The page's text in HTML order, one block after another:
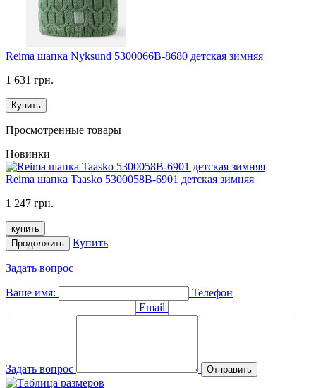
Reima шапка Nyksund 5300066B-8680 детская зимняя
1 631 грн.
Купить
Просмотренные товары
Новинки
Reima шапка Taasko 5300058B-6901 детская зимняя
1 247 грн.
купить
Продолжить
Купить
Задать вопрос
Ваше имя:
Телефон
Email
Задать вопрос Отправить